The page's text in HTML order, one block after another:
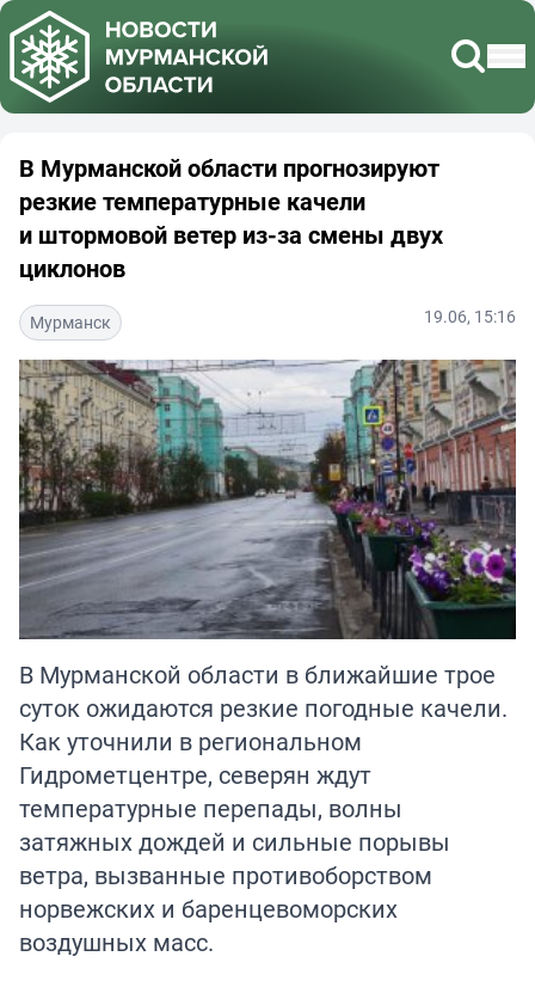
В Мурманской области прогнозируют
резкие температурные качели
и штормовой ветер из-за смены двух
циклонов
Мурманск 19.06, 15:16
В Мурманской области в ближайшие трое
суток ожидаются резкие погодные качели.
Как уточнили в региональном
Гидрометцентре, северян ждут
температурные перепады, волны
затяжных дождей и сильные порывы
ветра, вызванные противоборством
норвежских и баренцевоморских
воздушных масс.